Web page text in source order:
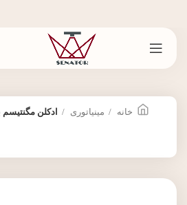
خانه مینیاتوری ادکلن مگنتیسم